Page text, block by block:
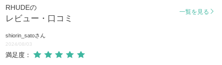
RHUDEの
レビュー・口コミ
一覧を見る
shiorin_satoさん
2024/08/03
満足度：